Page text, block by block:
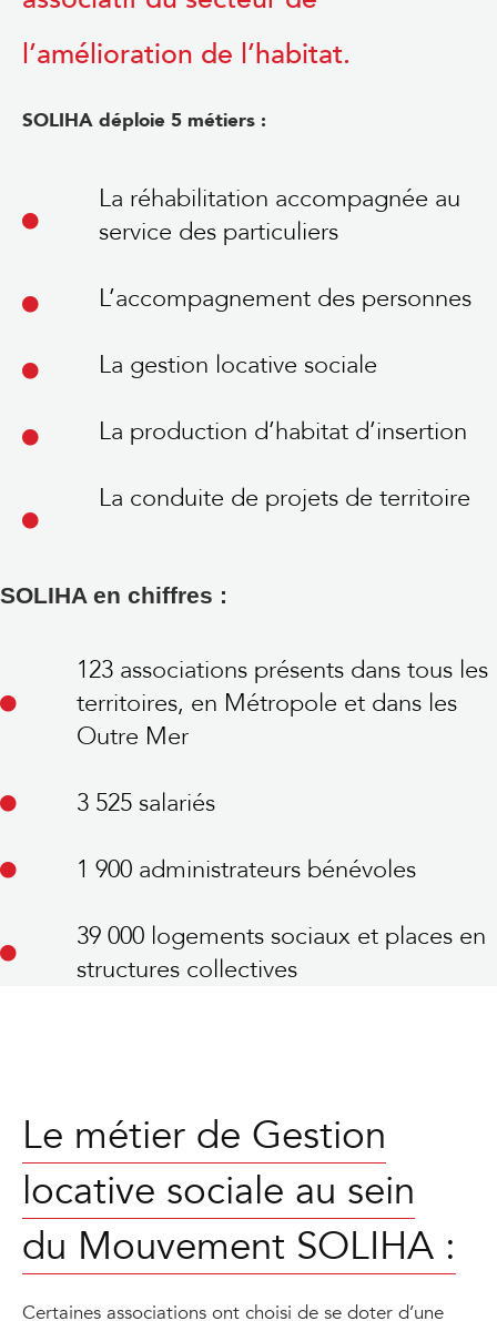
l’amélioration de l’habitat.
SOLIHA déploie 5 métiers :
La réhabilitation accompagnée au
service des particuliers
L’accompagnement des personnes
La gestion locative sociale
La production d’habitat d’insertion
La conduite de projets de territoire
SOLIHA en chiffres :
123 associations présents dans tous les
territoires, en Métropole et dans les
Outre Mer
3 525 salariés
1 900 administrateurs bénévoles
39 000 logements sociaux et places en
structures collectives
Le métier de Gestion
locative sociale au sein
du Mouvement SOLIHA :
Certaines associations ont choisi de se doter d’une